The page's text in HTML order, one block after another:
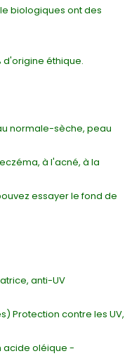
biologiques ont des
d'origine éthique.
normale-sèche, peau
à l'acné, à la
essayer le fond de
anti-UV
Protection contre les UV,
acide oléique -